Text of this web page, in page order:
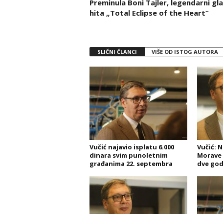
Preminula Boni Tajler, legendarni
hita „Total Eclipse of the Heart“
SLIČNI ČLANCI VIŠE OD ISTOG AUTORA
Vučić najavio isplatu 6.000
dinara svim punoletnim
građanima 22. septembra
Vučić:
dve